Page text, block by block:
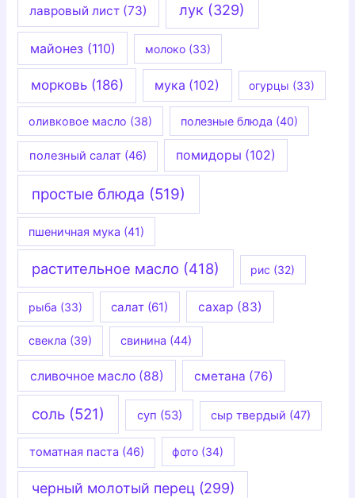
лавровый лист (73) лук (329)
майонез(110) молоко (33)
морковь(186) мука (102) огурцы (33)
оливковое масло (38) полезные блюда (40)
полезный салат(46) помидоры (102)
простые блюда (519)
пшеничная мука (41)
растительное масло (418) рис (32)
рыба (33) салат (61) сахар (83)
свекла (39) свинина (44)
сливочное масло(88) сметана (76)
соль (521) суп (53) сыр твердый (47)
томатная паста (46) фото (34)
черный молотый перец(299)